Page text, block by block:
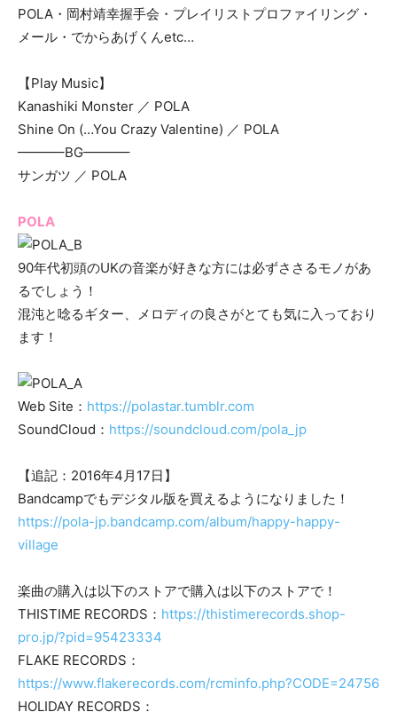
POLA・岡村靖幸握手会・プレイリストプロファイリング・
メール・でからあげくんetc…
【Play Music】
Kanashiki Monster ／ POLA
Shine On (…You Crazy Valentine) ／ POLA
———–BG———–
サンガツ ／ POLA
POLA
90年代初頭のUKの音楽が好きな方には必ずささるモノがあ
るでしょう！
混沌と唸るギター、メロディの良さがとても気に入っており
ます！
Web Site： https://polastar.tumblr.com
SoundCloud： https://soundcloud.com/pola_jp
【追記：2016年4月17日】
Bandcampでもデジタル版を買えるようになりました！
https://pola-jp.bandcamp.com/album/happy-happy-
village
楽曲の購入は以下のストアで購入は以下のストアで！
THISTIME RECORDS： https://thistimerecords.shop-
pro.jp/?pid=95423334
FLAKE RECORDS：
https://www.flakerecords.com/rcminfo.php?CODE=24756
HOLIDAY RECORDS：